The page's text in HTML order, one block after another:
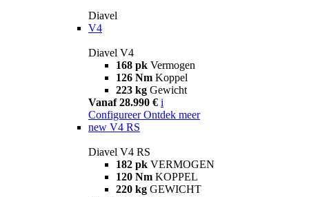
Diavel
V4
Diavel V4
168 pk Vermogen
126 Nm Koppel
223 kg Gewicht
Vanaf 28.990 € i
Configureer Ontdek meer
new V4 RS
Diavel V4 RS
182 pk VERMOGEN
120 Nm KOPPEL
220 kg GEWICHT